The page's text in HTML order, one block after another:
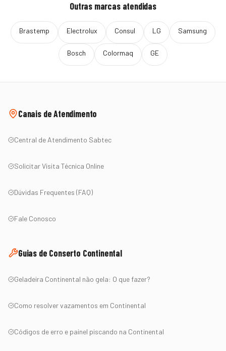
Outras marcas atendidas
Brastemp Electrolux Consul LG Samsung
Bosch Colormaq GE
Canais de Atendimento
Central de Atendimento Sabtec
Solicitar Visita Técnica Online
Dúvidas Frequentes (FAQ)
Fale Conosco
Guias de Conserto Continental
Geladeira Continental não gela: O que fazer?
Como resolver vazamentos em Continental
Códigos de erro e painel piscando na Continental